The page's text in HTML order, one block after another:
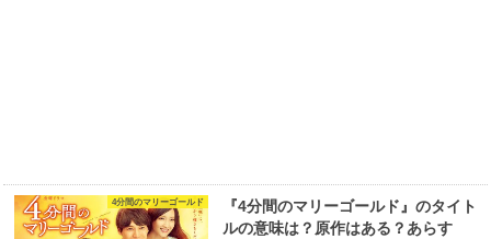
4分間のマリーゴールド
『4分間のマリーゴールド』のタイト
ルの意味は？原作はある？あらす